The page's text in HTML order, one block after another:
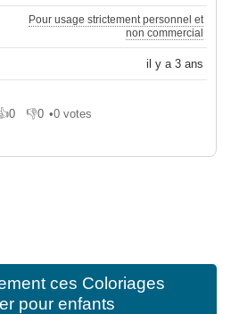
Pour usage strictement personnel et
non commercial
il y a 3 ans
0 👎0
Je n'aime pas
•0 votes
ces Coloriages
pour enfants